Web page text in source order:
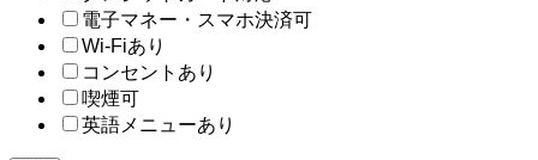
電子マネー・スマホ決済可
Wi-Fiあり
コンセントあり
喫煙可
英語メニューあり